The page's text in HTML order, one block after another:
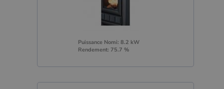
Puissance Nomi: 8.2 kW
Rendement: 75.7 %